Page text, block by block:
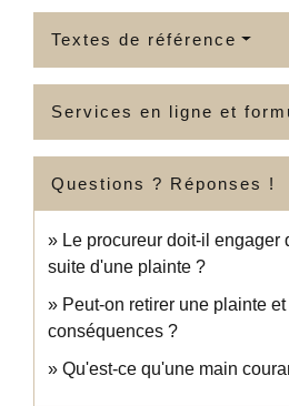
Textes de référence
Services en ligne et
Questions ? Réponses !
Le procureur doit-il engager
suite d'une plainte ?
Peut-on retirer une plainte
conséquences ?
Qu'est-ce qu'une main